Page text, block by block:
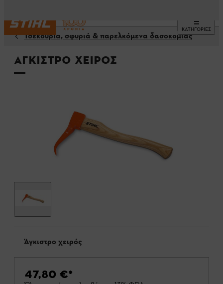
ΚΑΤΗΓΟΡΙΕΣ
Τσεκούρια, σφυριά & παρελκόμενα δασοκομίας
Άγκιστρο χειρός
Άγκιστρο χειρός
47,80 €*